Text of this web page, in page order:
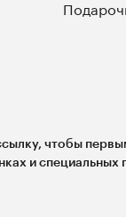
чтобы
и специальных